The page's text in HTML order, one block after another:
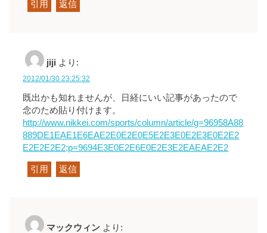
引用 返信
jiji より:
2012/01/30 23:25:32
既出かも知れませんが、日経にいい記事があったので
念のため貼り付けます。
http://www.nikkei.com/sports/column/article/g=96958A88
889DE1EAE1E6EAE2E0E2E0E5E2E3E0E2E3E0E2E2
E2E2E2E2;p=9694E3E0E2E6E0E2E3E2EAEAE2E2
引用 返信
マックウィン より: